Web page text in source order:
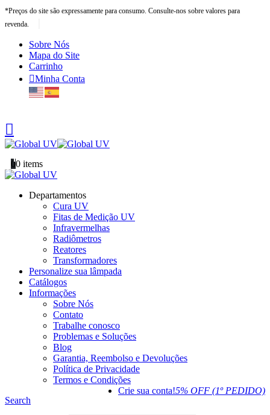
*Preços do site são expressamente para consumo. Consulte-nos sobre valores para
revenda.
Sobre Nós
Mapa do Site
Carrinho
Minha Conta
00 items
Departamentos
Cura UV
Fitas de Medição UV
Infravermelhas
Radiômetros
Reatores
Transformadores
Personalize sua lâmpada
Catálogos
Informações
Sobre Nós
Contato
Trabalhe conosco
Problemas e Soluções
Blog
Garantia, Reembolso e Devoluções
Política de Privacidade
Termos e Condições
Crie sua conta!5% OFF (1º PEDIDO)
Search